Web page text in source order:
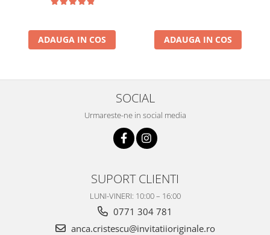
ADAUGA IN COS ADAUGA IN COS
SOCIAL
Urmareste-ne in social media
SUPORT CLIENTI
LUNI-VINERI: 10:00 – 16:00
0771 304 781
anca.cristescu@invitatiioriginale.ro